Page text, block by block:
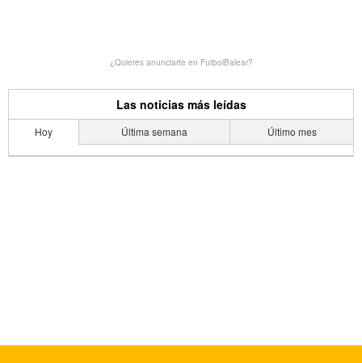
¿Quieres anunciarte en FutbolBalear?
Las noticias más leídas
Hoy Última semana Último mes